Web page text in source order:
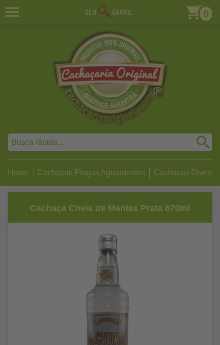
0
Home Cachaças Pingas Aguardentes Cachaças
Cachaça Cheia de Manias Prata 670ml